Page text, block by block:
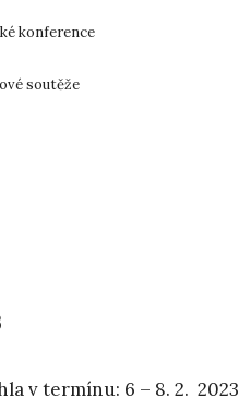
konference
soutěže
v termínu: 6 – 8. 2. 2023